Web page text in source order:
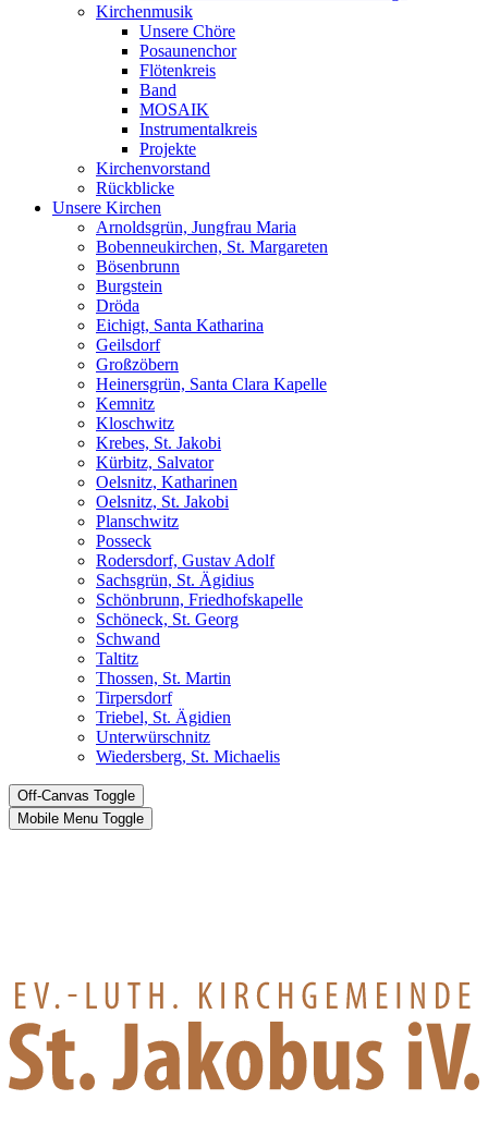
Kirchenmusik
Unsere Chöre
Posaunenchor
Flötenkreis
Band
MOSAIK
Instrumentalkreis
Projekte
Kirchenvorstand
Rückblicke
Unsere Kirchen
Arnoldsgrün, Jungfrau Maria
Bobenneukirchen, St. Margareten
Bösenbrunn
Burgstein
Dröda
Eichigt, Santa Katharina
Geilsdorf
Großzöbern
Heinersgrün, Santa Clara Kapelle
Kemnitz
Kloschwitz
Krebes, St. Jakobi
Kürbitz, Salvator
Oelsnitz, Katharinen
Oelsnitz, St. Jakobi
Planschwitz
Posseck
Rodersdorf, Gustav Adolf
Sachsgrün, St. Ägidius
Schönbrunn, Friedhofskapelle
Schöneck, St. Georg
Schwand
Taltitz
Thossen, St. Martin
Tirpersdorf
Triebel, St. Ägidien
Unterwürschnitz
Wiedersberg, St. Michaelis
Off-Canvas Toggle
Mobile Menu Toggle